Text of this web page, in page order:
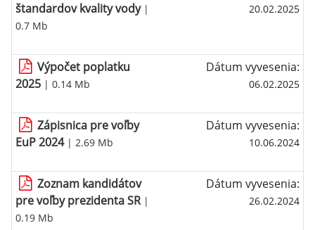
štandardov kvality vody|
0.7 Mb
20.02.2025
Výpočet poplatku
2025 | 0.14 Mb
Dátum vyvesenia:
06.02.2025
Zápisnica pre voľby
EuP 2024| 2.69 Mb
Dátum vyvesenia:
10.06.2024
Zoznam kandidátov
pre voľby prezidenta SR|
0.19 Mb
Dátum vyvesenia:
26.02.2024